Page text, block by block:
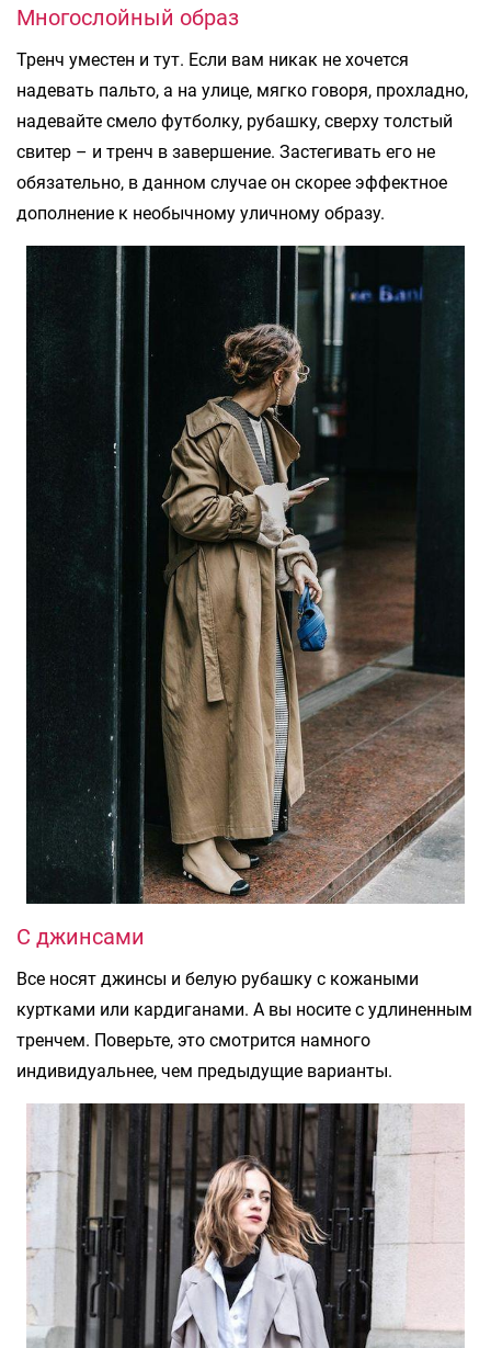
Многослойный образ
Тренч уместен и тут. Если вам никак не хочется
надевать пальто, а на улице, мягко говоря, прохладно,
надевайте смело футболку, рубашку, сверху толстый
свитер – и тренч в завершение. Застегивать его не
обязательно, в данном случае он скорее эффектное
дополнение к необычному уличному образу.
С джинсами
Все носят джинсы и белую рубашку с кожаными
куртками или кардиганами. А вы носите с удлиненным
тренчем. Поверьте, это смотрится намного
индивидуальнее, чем предыдущие варианты.